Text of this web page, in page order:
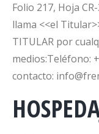
Folio 217, Hoja
llama <<el
TITULAR por
medios:Teléfono:
contacto: